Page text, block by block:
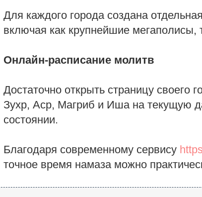
Для каждого города создана
включая как крупнейшие
Онлайн-расписание молитв
Достаточно открыть страницу
Зухр, Аср, Магриб и Иша на текущую
состоянии.
Благодаря современному сервису
точное время намаза можно